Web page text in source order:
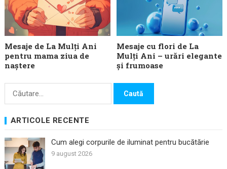
Mesaje de La Mulți Ani
pentru mama ziua de
naștere
Mesaje cu flori de La
Mulți Ani – urări elegante
și frumoase
Caută
ARTICOLE RECENTE
Cum alegi corpurile de iluminat pentru bucătărie
9 august 2026